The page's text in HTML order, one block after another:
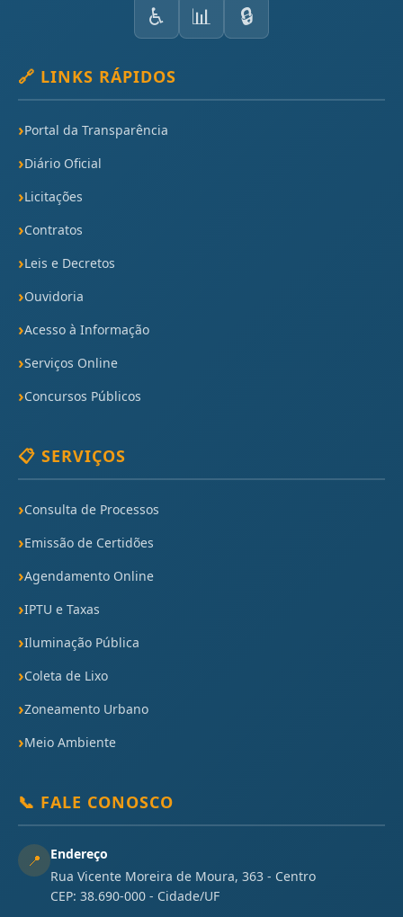
♿ 📊 🔒
🔗 LINKS RÁPIDOS
Portal da Transparência
Diário Oficial
Licitações
Contratos
Leis e Decretos
Ouvidoria
Acesso à Informação
Serviços Online
Concursos Públicos
📋 SERVIÇOS
Consulta de Processos
Emissão de Certidões
Agendamento Online
IPTU e Taxas
Iluminação Pública
Coleta de Lixo
Zoneamento Urbano
Meio Ambiente
📞 FALE CONOSCO
📍
Endereço
Rua Vicente Moreira de Moura, 363 - Centro
CEP: 38.690-000 - Cidade/UF